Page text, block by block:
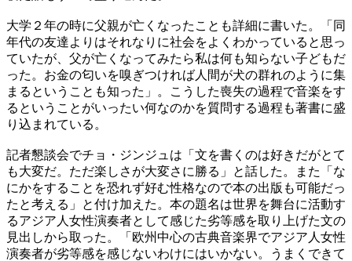
大学２年の時に父親が亡くなったことも詳細に書いた。「同
年代の友達よりはそれなりに社会をよくわかっていると思っ
ていたが、父が亡くなってみたら私は何も知らない子どもだ
った。お金の匂いを嗅ぎつければ人間が犬の群れのように集
まるということも知った」。こうした喪失の過程で音楽をす
るということがいったい何なのかを質問する過程も著書に盛
り込まれている。
記者懇談会でチョ・ジンジュは「文を書くのは好きだがとて
も大変だ。ただ楽しさが大変さに勝る」と話した。また「な
にかをすることを恐れず好む性格なので本の出版も可能だっ
たと考える」と付け加えた。本の題名は世界を舞台に活動す
るアジア人女性演奏者として感じた劣等感を取り上げた文の
見出しから取った。「欧州中心の古典音楽界でアジア人女性
演奏者が劣等感を感じないわけにはいかない。うまくできて